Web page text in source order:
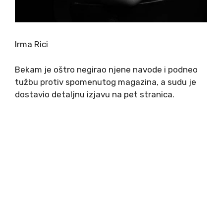
Irma Rici
Bekam je oštro negirao njene navode i podneo
tužbu protiv spomenutog magazina, a sudu je
dostavio detaljnu izjavu na pet stranica.